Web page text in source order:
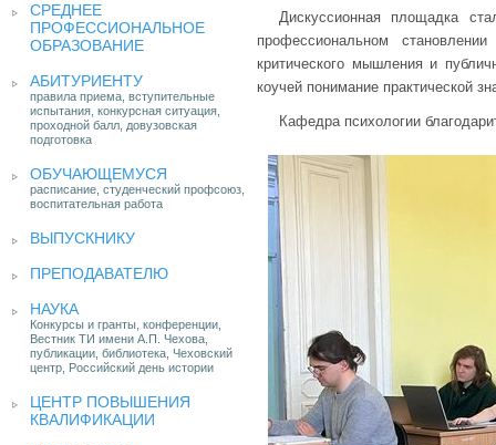
СРЕДНЕЕ
ПРОФЕССИОНАЛЬНОЕ
ОБРАЗОВАНИЕ
АБИТУРИЕНТУ
правила приема, вступительные
испытания, конкурсная ситуация,
проходной балл, довузовская
подготовка
ОБУЧАЮЩЕМУСЯ
расписание, студенческий профсоюз,
воспитательная работа
ВЫПУСКНИКУ
ПРЕПОДАВАТЕЛЮ
НАУКА
Конкурсы и гранты, конференции,
Вестник ТИ имени А.П. Чехова,
публикации, библиотека, Чеховский
центр, Российский день истории
ЦЕНТР ПОВЫШЕНИЯ
КВАЛИФИКАЦИИ
Дискуссионная площадка
профессиональном
критического мышления и
коучей понимание практической
Кафедра психологии